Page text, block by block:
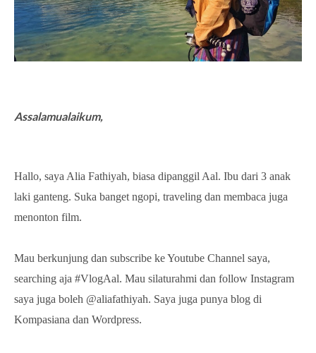
Assalamualaikum,
Hallo, saya Alia Fathiyah, biasa dipanggil Aal. Ibu dari 3 anak
laki ganteng. Suka banget ngopi, traveling dan membaca juga
menonton film.
Mau berkunjung dan subscribe ke Youtube Channel saya,
searching aja #VlogAal. Mau silaturahmi dan follow Instagram
saya juga boleh @aliafathiyah. Saya juga punya blog di
Kompasiana dan Wordpress.